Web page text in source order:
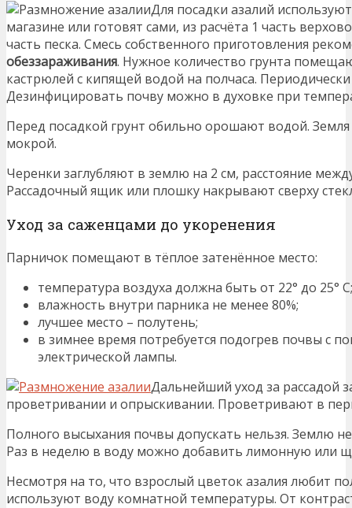
Для посадки азалий
магазине или готовят сами, из расчёта 1 часть
часть песка. Смесь собственного приготовления
обеззараживания. Нужное количество грунта
кастрюлей с кипящей водой на полчаса.
Дезинфицировать почву можно в духовке при
Перед посадкой грунт обильно орошают водой.
мокрой.
Черенки заглубляют в землю на 2 см, расстояние
Рассадочный ящик или плошку накрывают сверху
Уход за саженцами до укоренения
Парничок помещают в тёплое затенённое место:
температура воздуха должна быть от 22° до 25° С;
влажность внутри парника не менее 80%;
лучшее место – полутень;
в зимнее время потребуется подогрев почвы с
электрической лампы.
Дальнейший уход за рассадой
проветривании и опрыскивании. Проветривают в
Полного высыхания почвы допускать нельзя. Землю
Раз в неделю в воду можно добавить лимонную или
Несмотря на то, что взрослый цветок азалия любит
используют воду комнатной температуры. От